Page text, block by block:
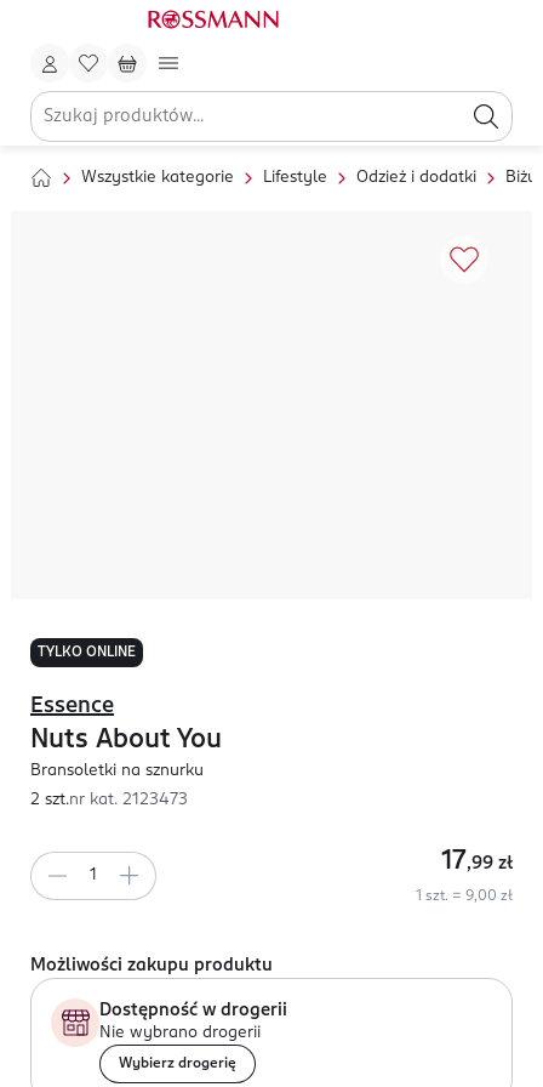
Wszystkie kategorie Lifestyle Odzież i dodatki
TYLKO ONLINE
Essence
Nuts About You
Bransoletki na sznurku
2 szt.nr kat. 2123473
17,99 zł
1 szt. = 9,00 zł
Możliwości zakupu produktu
Dostępność w drogerii
Nie wybrano drogerii
Wybierz drogerię